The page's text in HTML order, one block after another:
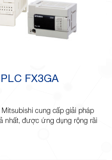
FX3GA
cung cấp giải pháp
nhất, được ứng dụng rộng rãi